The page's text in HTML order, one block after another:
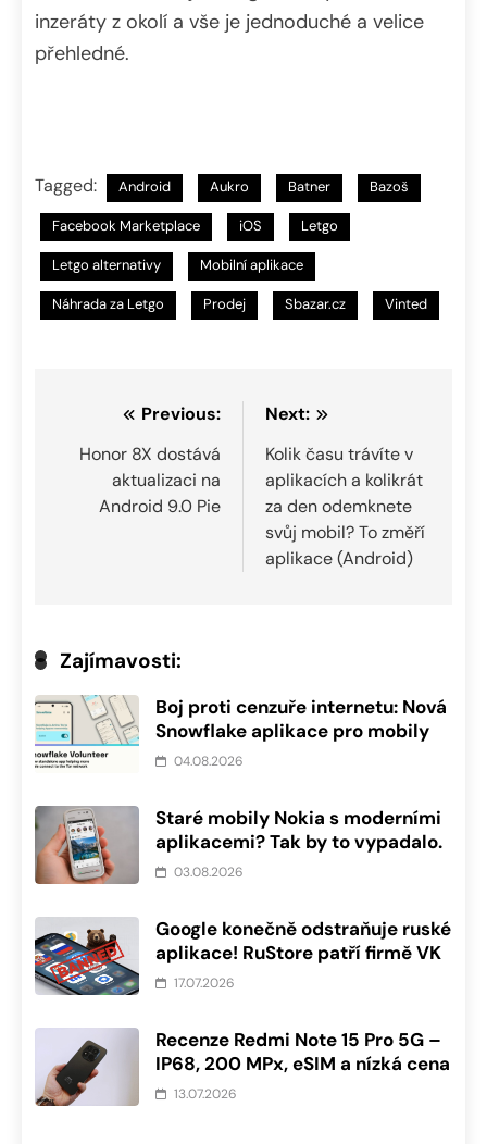
inzeráty z okolí a vše je jednoduché a velice
přehledné.
Tagged: Android Aukro Batner Bazoš
Facebook Marketplace iOS Letgo
Letgo alternativy Mobilní aplikace
Náhrada za Letgo Prodej Sbazar.cz Vinted
Navigace
pro
příspěvek
Previous:
Honor 8X dostává
aktualizaci na
Android 9.0 Pie
Next:
Kolik času trávíte v
aplikacích a kolikrát
za den odemknete
svůj mobil? To změří
aplikace (Android)
Zajímavosti:
Boj proti cenzuře internetu: Nová
Snowflake aplikace pro mobily
04.08.2026
Staré mobily Nokia s moderními
aplikacemi? Tak by to vypadalo.
03.08.2026
Google konečně odstraňuje ruské
aplikace! RuStore patří firmě VK
17.07.2026
Recenze Redmi Note 15 Pro 5G –
IP68, 200 MPx, eSIM a nízká cena
13.07.2026